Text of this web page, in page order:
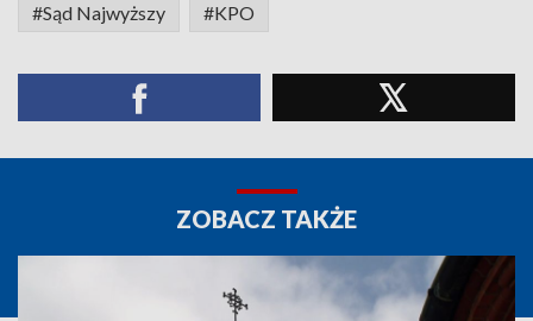
#Sąd Najwyższy #KPO
ZOBACZ TAKŻE